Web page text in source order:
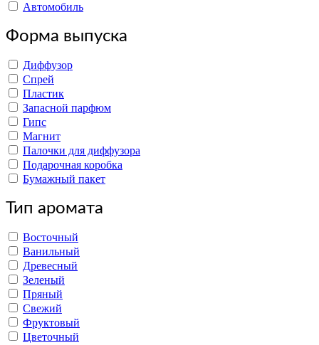
Автомобиль
Форма выпуска
Диффузор
Спрей
Пластик
Запасной парфюм
Гипс
Магнит
Палочки для диффузора
Подарочная коробка
Бумажный пакет
Тип аромата
Восточный
Ванильный
Древесный
Зеленый
Пряный
Свежий
Фруктовый
Цветочный